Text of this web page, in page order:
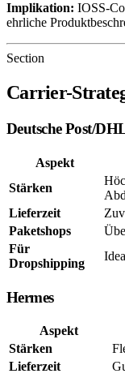
Implikation: IOSS-
ehrliche
Section
Carrier-
Deutsche Post/
Aspekt
Stärken
Lieferzeit
Paketshops
Für
Dropshipping
Hermes
Aspekt
Stärken
Lieferzeit